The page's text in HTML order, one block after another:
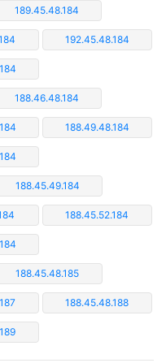
189.45.48.184
192.45.48.184
188.46.48.184
188.49.48.184
188.45.49.184
188.45.52.184
188.45.48.185
188.45.48.188